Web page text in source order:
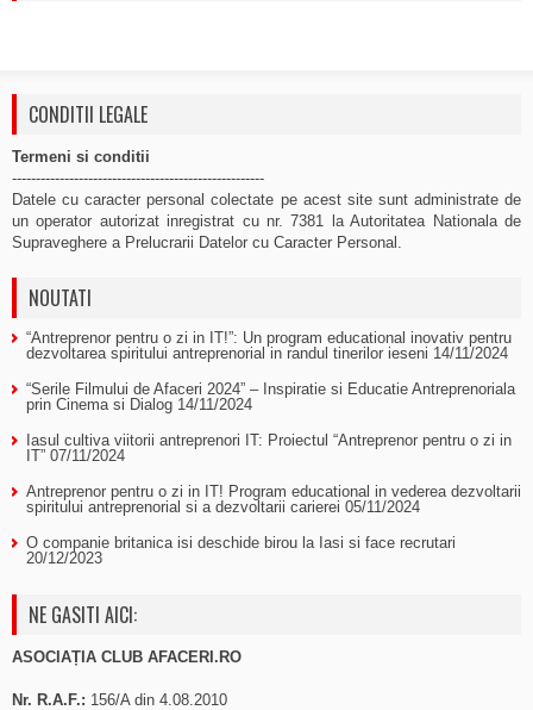
CONDITII LEGALE
Termeni si conditii
-----------------------------------------------------
Datele cu caracter personal colectate pe acest site sunt administrate de
un operator autorizat inregistrat cu nr. 7381 la Autoritatea Nationala de
Supraveghere a Prelucrarii Datelor cu Caracter Personal.
NOUTATI
“Antreprenor pentru o zi in IT!”: Un program educational inovativ pentru
dezvoltarea spiritului antreprenorial in randul tinerilor ieseni 14/11/2024
“Serile Filmului de Afaceri 2024” – Inspiratie si Educatie Antreprenoriala
prin Cinema si Dialog 14/11/2024
Iasul cultiva viitorii antreprenori IT: Proiectul “Antreprenor pentru o zi in
IT” 07/11/2024
Antreprenor pentru o zi in IT! Program educational in vederea dezvoltarii
spiritului antreprenorial si a dezvoltarii carierei 05/11/2024
O companie britanica isi deschide birou la Iasi si face recrutari
20/12/2023
NE GASITI AICI:
ASOCIAȚIA CLUB AFACERI.RO
Nr. R.A.F.: 156/A din 4.08.2010